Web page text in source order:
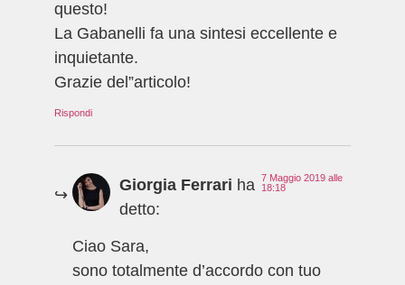
questo!
La Gabanelli fa una sintesi eccellente e
inquietante.
Grazie del”articolo!
Rispondi
Giorgia Ferrari ha
detto:
7 Maggio 2019 alle
18:18
Ciao Sara,
sono totalmente d’accordo con tuo